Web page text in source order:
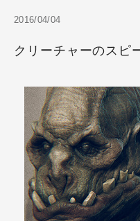
2016/04/04
クリーチャーのスピ